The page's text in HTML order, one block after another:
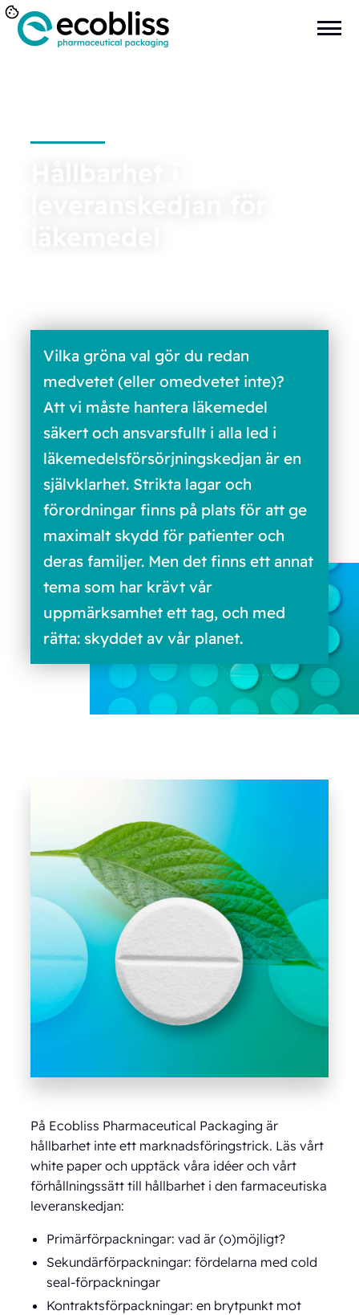
Vilka gröna val gör du redan
medvetet (eller omedvetet inte)?
Att vi måste hantera läkemedel
säkert och ansvarsfullt i alla led i
läkemedelsförsörjningskedjan är en
självklarhet. Strikta lagar och
förordningar finns på plats för att ge
maximalt skydd för patienter och
deras familjer. Men det finns ett annat
tema som har krävt vår
uppmärksamhet ett tag, och med
rätta: skyddet av vår planet.
På Ecobliss Pharmaceutical Packaging är
hållbarhet inte ett marknadsföringstrick. Läs vårt
white paper och upptäck våra idéer och vårt
förhållningssätt till hållbarhet i den farmaceutiska
leveranskedjan:
Primärförpackningar: vad är (o)möjligt?
Sekundärförpackningar: fördelarna med cold
seal-förpackningar
Kontraktsförpackningar: en brytpunkt mot